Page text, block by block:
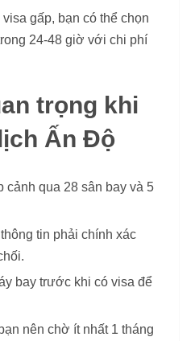
visa gấp, bạn có thể chọn
24-48 giờ với chi phí
trọng khi
Ấn Độ
qua 28 sân bay và 5
tin phải chính xác
bay trước khi có visa để
nên chờ ít nhất 1 tháng